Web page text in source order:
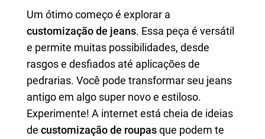
Um ótimo começo é explorar a
customização de jeans. Essa peça é versátil
e permite muitas possibilidades, desde
rasgos e desfiados até aplicações de
pedrarias. Você pode transformar seu jeans
antigo em algo super novo e estiloso.
Experimente! A internet está cheia de ideias
de customização de roupasque podem te